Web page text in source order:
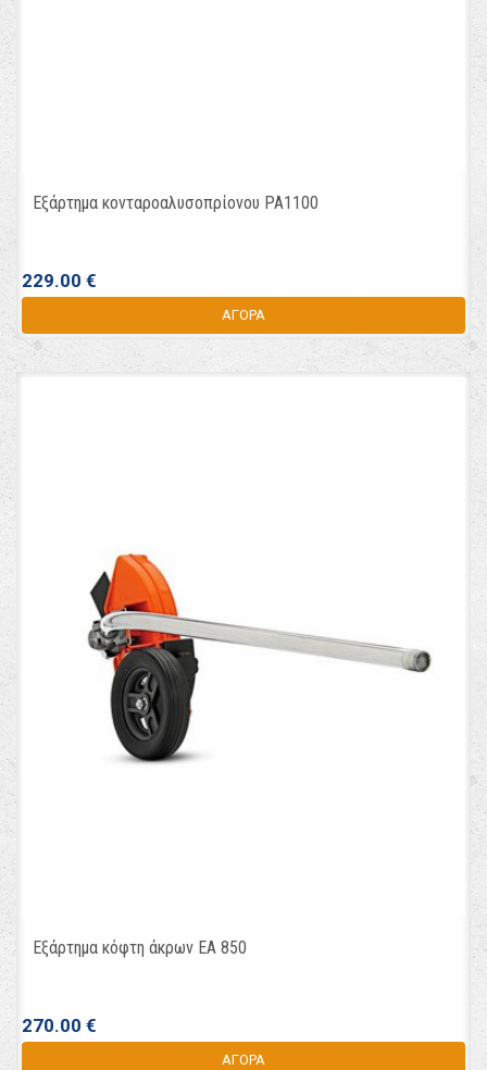
Εξάρτημα κονταροαλυσοπρίονου PA1100
229.00 €
ΑΓΟΡΑ
Εξάρτημα κόφτη άκρων EA 850
270.00 €
ΑΓΟΡΑ